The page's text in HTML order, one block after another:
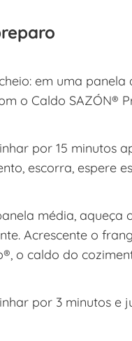
em uma
o Caldo SAZÓN®
por 15 minutos
escorra, espere
média, aqueça
Acrescente o
o caldo do
por 3 minutos e